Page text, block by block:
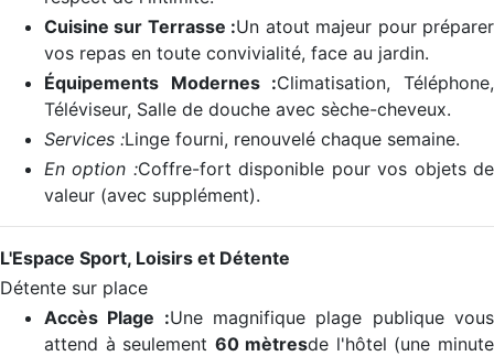
Cuisine sur Terrasse :Un atout majeur pour préparer
vos repas en toute convivialité, face au jardin.
Équipements Modernes :Climatisation, Téléphone,
Téléviseur, Salle de douche avec sèche-cheveux.
Services :Linge fourni, renouvelé chaque semaine.
En option :Coffre-fort disponible pour vos objets de
valeur (avec supplément).
L'Espace Sport, Loisirs et Détente
Détente sur place
Accès Plage :Une magnifique plage publique vous
attend à seulement 60 mètresde l'hôtel (une minute